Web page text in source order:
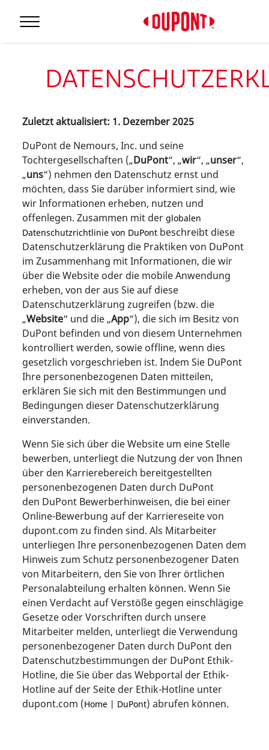
Zuletzt aktualisiert: 1. Dezember 2025
DuPont de Nemours, Inc. und seine
Tochtergesellschaften („DuPont“, „wir“, „unser“,
„uns“) nehmen den Datenschutz ernst und
möchten, dass Sie darüber informiert sind, wie
wir Informationen erheben, nutzen und
offenlegen. Zusammen mit derglobalen
Datenschutzrichtlinie von DuPont beschreibt diese
Datenschutzerklärung die Praktiken von DuPont
im Zusammenhang mit Informationen, die wir
über die Website oder die mobile Anwendung
erheben, von der aus Sie auf diese
Datenschutzerklärung zugreifen (bzw. die
„Website“ und die „App“), die sich im Besitz von
DuPont befinden und von diesem Unternehmen
kontrolliert werden, sowie offline, wenn dies
gesetzlich vorgeschrieben ist. Indem Sie DuPont
Ihre personenbezogenen Daten mitteilen,
erklären Sie sich mit den Bestimmungen und
Bedingungen dieser Datenschutzerklärung
einverstanden.
Wenn Sie sich über die Website um eine Stelle
bewerben, unterliegt die Nutzung der von Ihnen
über den Karrierebereich bereitgestellten
personenbezogenen Daten durch DuPont
den DuPont Bewerberhinweisen, die bei einer
Online-Bewerbung auf der Karriereseite von
dupont.com zu finden sind. Als Mitarbeiter
unterliegen Ihre personenbezogenen Daten dem
Hinweis zum Schutz personenbezogener Daten
von Mitarbeitern, den Sie von Ihrer örtlichen
Personalabteilung erhalten können. Wenn Sie
einen Verdacht auf Verstöße gegen einschlägige
Gesetze oder Vorschriften durch unsere
Mitarbeiter melden, unterliegt die Verwendung
personenbezogener Daten durch DuPont den
Datenschutzbestimmungen der DuPont Ethik-
Hotline, die Sie über das Webportal der Ethik-
Hotline auf der Seite der Ethik-Hotline unter
dupont.com (Home | DuPont) abrufen können.